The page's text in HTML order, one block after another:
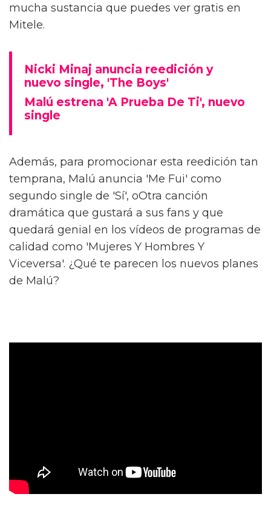
mucha sustancia que puedes ver gratis en
Mitele.
Nicki Minaj anuncia reedición y
nuevo single, 'The Boys'
Malú estrena 'A Prueba De Ti', nuevo
single
Además, para promocionar esta reedición tan
temprana, Malú anuncia 'Me Fui' como
segundo single de 'Sí', oOtra canción
dramática que gustará a sus fans y que
quedará genial en los vídeos de programas de
calidad como 'Mujeres Y Hombres Y
Viceversa'. ¿Qué te parecen los nuevos planes
de Malú?